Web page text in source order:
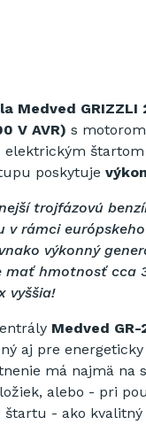
Medved GRIZZLI
V AVR) s
elektrickým
poskytuje
trojfázovú
v rámci
výkonný
mať hmotnosť cca
vyššia!
Medved GR-
aj pre
má najmä na
alebo - pri
- ako kvalitný